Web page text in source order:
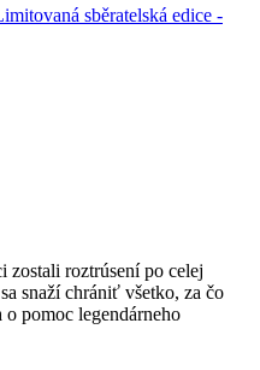
sběratelská edice -
zostali roztrúsení po celej
snaží chrániť všetko, za čo
pomoc legendárneho